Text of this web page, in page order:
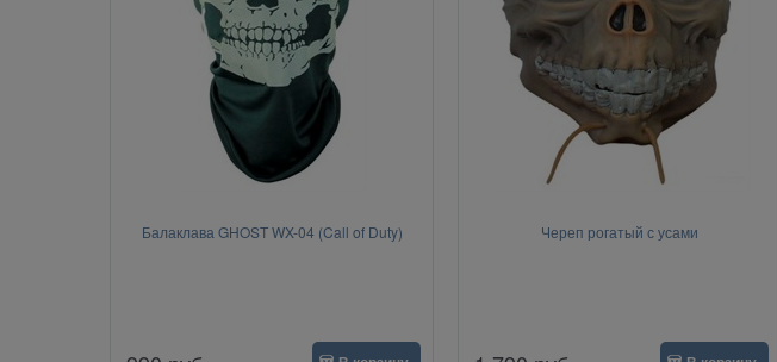
Балаклава GHOST WX-04 (Call of Duty) Череп рогатый с усами